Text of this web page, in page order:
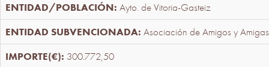
Ayto. de Vitoria-Gasteiz
Asociación de Amigos y
300.772,50